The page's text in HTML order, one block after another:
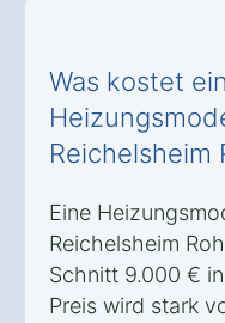
Was kostet
Reichelsheim
Eine
Reichelsheim
Schnitt 9.000 €
Preis wird stark